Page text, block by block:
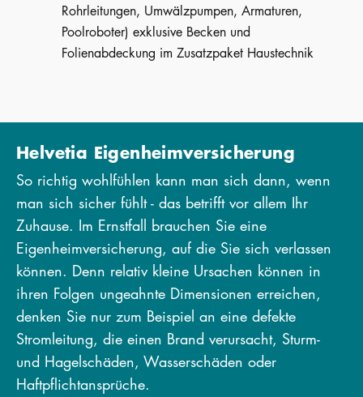
Rohrleitungen, Umwälzpumpen, Armaturen,
Poolroboter) exklusive Becken und
Folienabdeckung im Zusatzpaket Haustechnik
Helvetia Eigenheimversicherung
So richtig wohlfühlen kann man sich dann, wenn
man sich sicher fühlt - das betrifft vor allem Ihr
Zuhause. Im Ernstfall brauchen Sie eine
Eigenheimversicherung, auf die Sie sich verlassen
können. Denn relativ kleine Ursachen können in
ihren Folgen ungeahnte Dimensionen erreichen,
denken Sie nur zum Beispiel an eine defekte
Stromleitung, die einen Brand verursacht, Sturm-
und Hagelschäden, Wasserschäden oder
Haftpflichtansprüche.